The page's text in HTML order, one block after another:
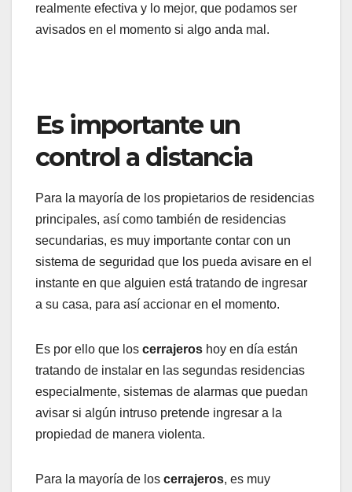
realmente efectiva y lo mejor, que podamos ser
avisados en el momento si algo anda mal.
Es importante un
control a distancia
Para la mayoría de los propietarios de residencias
principales, así como también de residencias
secundarias, es muy importante contar con un
sistema de seguridad que los pueda avisare en el
instante en que alguien está tratando de ingresar
a su casa, para así accionar en el momento.
Es por ello que los cerrajeros hoy en día están
tratando de instalar en las segundas residencias
especialmente, sistemas de alarmas que puedan
avisar si algún intruso pretende ingresar a la
propiedad de manera violenta.
Para la mayoría de los cerrajeros, es muy